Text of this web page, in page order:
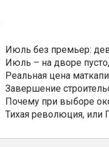
Июль без премьер:
Июль – на дворе
Реальная цена
Завершение
Почему при выборе
Тихая революция, или